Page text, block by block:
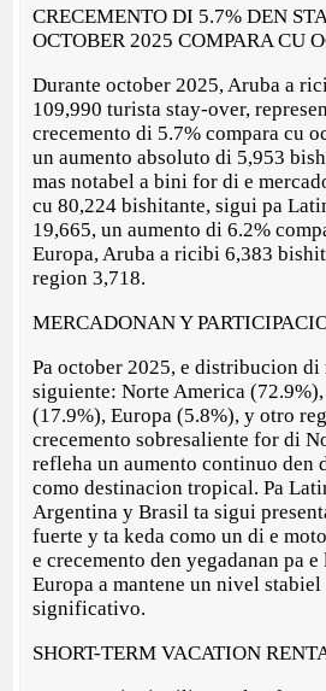
CRECEMENTO DI 5.7% DEN
OCTOBER 2025 COMPARA CU
Durante october 2025, Aruba a
109,990 turista stay-over,
crecemento di 5.7% compara cu
un aumento absoluto di 5,953
mas notabel a bini for di e
cu 80,224 bishitante, sigui pa
19,665, un aumento di 6.2%
Europa, Aruba a ricibi 6,383
region 3,718.
MERCADONAN Y
Pa october 2025, e distribucion di
siguiente: Norte America
(17.9%), Europa (5.8%), y otro
crecemento sobresaliente for di
refleha un aumento continuo den
como destinacion tropical. Pa
Argentina y Brasil ta sigui
fuerte y ta keda como un di e
e crecemento den yegadanan pa
Europa a mantene un nivel
significativo.
SHORT-TERM VACATION